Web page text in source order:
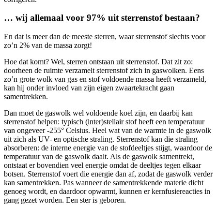
… wij allemaal voor 97% uit sterrenstof bestaan?
En dat is meer dan de meeste sterren, waar sterrenstof slechts voor
zo’n 2% van de massa zorgt!
Hoe dat komt? Wel, sterren ontstaan uit sterrenstof. Dat zit zo:
doorheen de ruimte verzamelt sterrenstof zich in gaswolken. Eens
zo’n grote wolk van gas en stof voldoende massa heeft verzameld,
kan hij onder invloed van zijn eigen zwaartekracht gaan
samentrekken.
Dan moet de gaswolk wel voldoende koel zijn, en daarbij kan
sterrenstof helpen: typisch (inter)stellair stof heeft een temperatuur
van ongeveer -255° Celsius. Heel wat van de warmte in de gaswolk
uit zich als UV- en optische straling. Sterrenstof kan die straling
absorberen: de interne energie van de stofdeeltjes stijgt, waardoor de
temperatuur van de gaswolk daalt. Als de gaswolk samentrekt,
ontstaat er bovendien veel energie omdat de deeltjes tegen elkaar
botsen. Sterrenstof voert die energie dan af, zodat de gaswolk verder
kan samentrekken. Pas wanneer de samentrekkende materie dicht
genoeg wordt, en daardoor opwarmt, kunnen er kernfusiereacties in
gang gezet worden. Een ster is geboren.